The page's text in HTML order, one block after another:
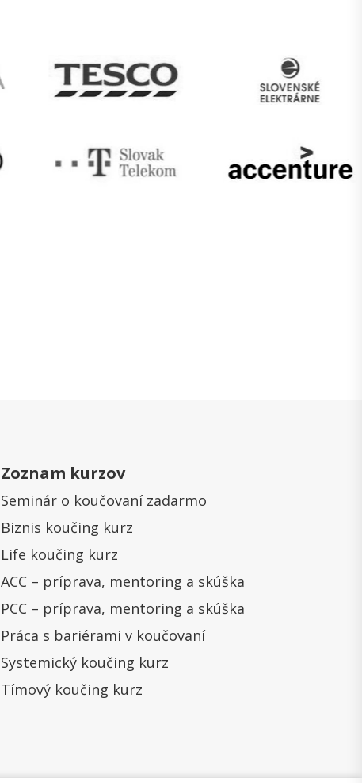
Zoznam kurzov
Seminár o koučovaní zadarmo
Biznis koučing kurz
Life koučing kurz
ACC – príprava, mentoring a skúška
PCC – príprava, mentoring a skúška
Práca s bariérami v koučovaní
Systemický koučing kurz
Tímový koučing kurz